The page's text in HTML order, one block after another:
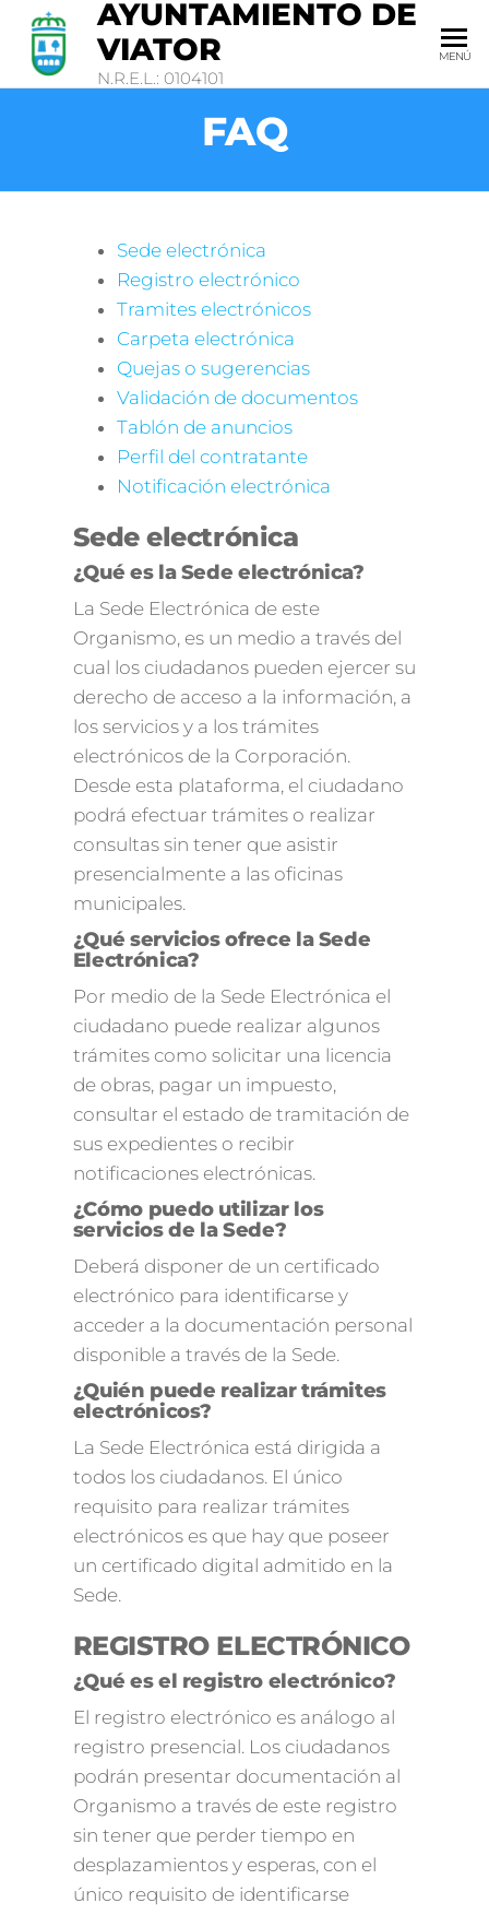
AYUNTAMIENTO DE
VIATOR
N.R.E.L.: 0104101
MENÚ
FAQ
Sede electrónica
Registro electrónico
Tramites electrónicos
Carpeta electrónica
Quejas o sugerencias
Validación de documentos
Tablón de anuncios
Perfil del contratante
Notificación electrónica
Sede electrónica
¿Qué es la Sede electrónica?
La Sede Electrónica de este
Organismo, es un medio a través del
cual los ciudadanos pueden ejercer su
derecho de acceso a la información, a
los servicios y a los trámites
electrónicos de la Corporación.
Desde esta plataforma, el ciudadano
podrá efectuar trámites o realizar
consultas sin tener que asistir
presencialmente a las oficinas
municipales.
¿Qué servicios ofrece la Sede
Electrónica?
Por medio de la Sede Electrónica el
ciudadano puede realizar algunos
trámites como solicitar una licencia
de obras, pagar un impuesto,
consultar el estado de tramitación de
sus expedientes o recibir
notificaciones electrónicas.
¿Cómo puedo utilizar los
servicios de la Sede?
Deberá disponer de un certificado
electrónico para identificarse y
acceder a la documentación personal
disponible a través de la Sede.
¿Quién puede realizar trámites
electrónicos?
La Sede Electrónica está dirigida a
todos los ciudadanos. El único
requisito para realizar trámites
electrónicos es que hay que poseer
un certificado digital admitido en la
Sede.
REGISTRO ELECTRÓNICO
¿Qué es el registro electrónico?
El registro electrónico es análogo al
registro presencial. Los ciudadanos
podrán presentar documentación al
Organismo a través de este registro
sin tener que perder tiempo en
desplazamientos y esperas, con el
único requisito de identificarse